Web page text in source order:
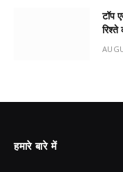
टॉप
हमारे बारे में